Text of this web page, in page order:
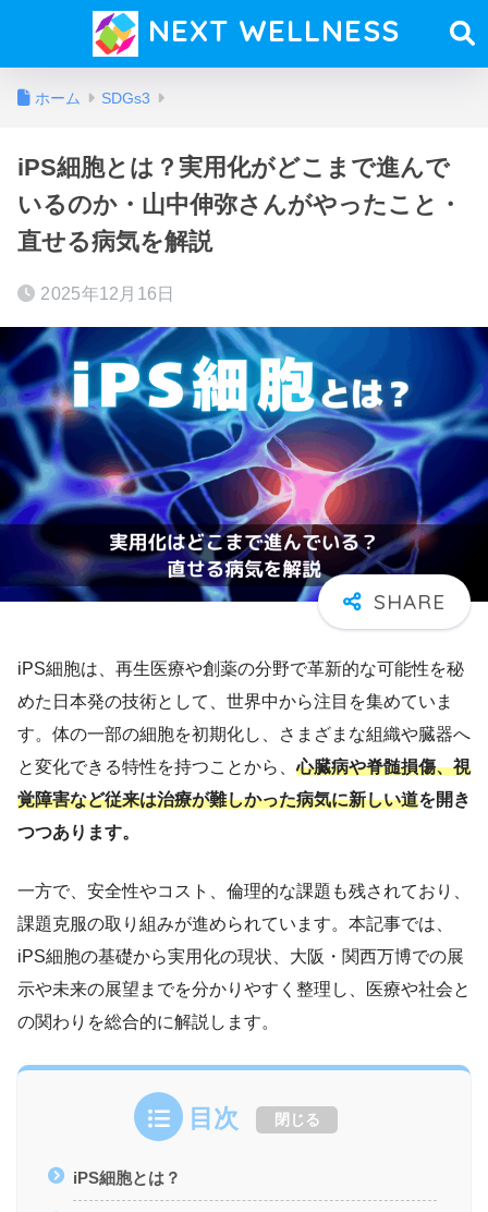
NEXT WELLNESS
ホーム SDGs3
iPS細胞とは？実用化がどこまで進んで
いるのか・山中伸弥さんがやったこと・
直せる病気を解説
2025年12月16日
iPS細胞は、再生医療や創薬の分野で革新的な可能性を秘
めた日本発の技術として、世界中から注目を集めていま
す。体の一部の細胞を初期化し、さまざまな組織や臓器へ
と変化できる特性を持つことから、心臓病や脊髄損傷、視
覚障害など従来は治療が難しかった病気に新しい道を開き
つつあります。
一方で、安全性やコスト、倫理的な課題も残されており、
課題克服の取り組みが進められています。本記事では、
iPS細胞の基礎から実用化の現状、大阪・関西万博での展
示や未来の展望までを分かりやすく整理し、医療や社会と
の関わりを総合的に解説します。
目次 閉じる
iPS細胞とは？